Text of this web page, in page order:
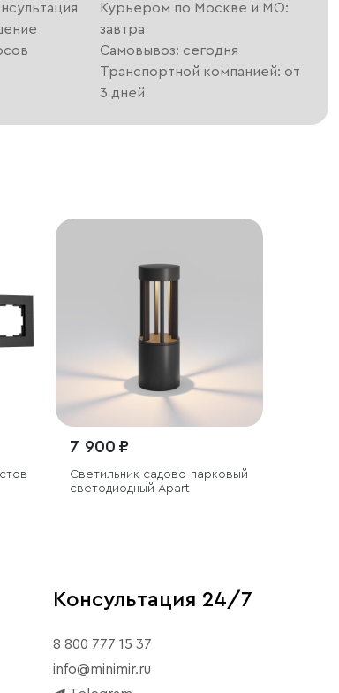
Курьером по Москве и МО:
завтра
Самовывоз: сегодня
Транспортной компанией: от
3 дней
7 900 ₽
Светильник садово-парковый
светодиодный Apart
Консультация 24/7
8 800 777 15 37
info@minimir.ru